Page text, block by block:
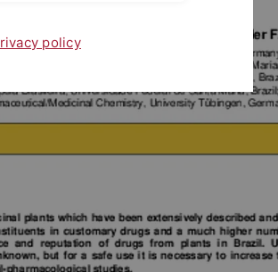
policy